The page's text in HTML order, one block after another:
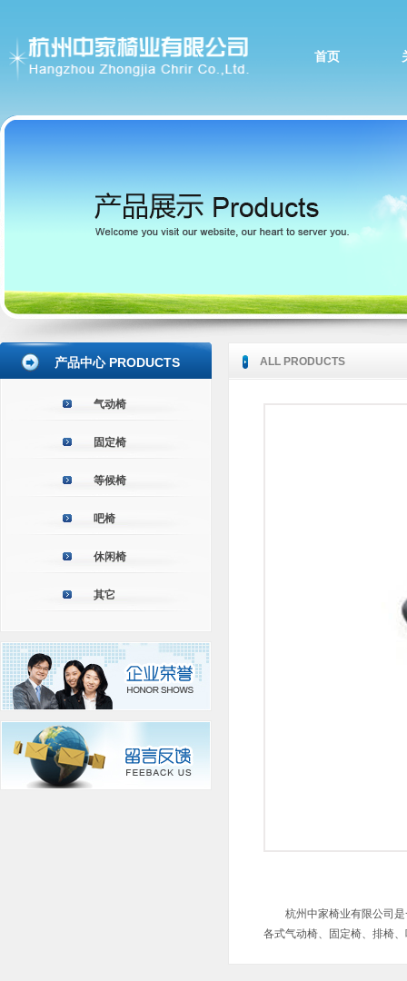
首页
产品中心 PRODUCTS
气动椅
固定椅
等候椅
吧椅
休闲椅
其它
ALL PRODUCTS
杭州中家椅业有限公司
各式气动椅、固定椅、排椅